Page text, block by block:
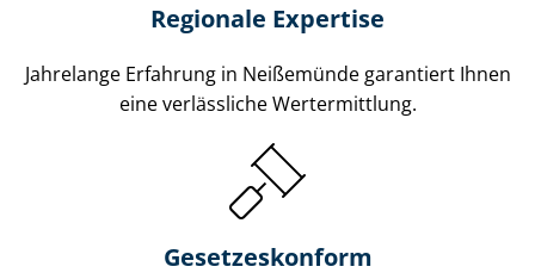
Regionale Expertise
Jahrelange Erfahrung in Neißemünde garantiert Ihnen
eine verlässliche Wertermittlung.
Gesetzes­konform